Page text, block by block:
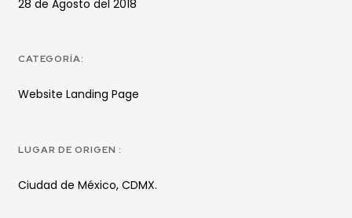
28 de Agosto del 2018
CATEGORÍA:
Website Landing Page
LUGAR DE ORIGEN :
Ciudad de México, CDMX.